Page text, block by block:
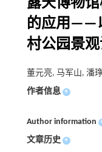
露天博物
的应用——
村公园景
董元亮, 马军山, 潘
作者信息 +
Author information
文章历史 +